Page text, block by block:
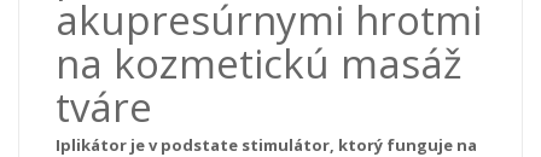
akupresúrnymi hrotmi
na kozmetickú masáž
tváre
Iplikátor je v podstate stimulátor, ktorý funguje na